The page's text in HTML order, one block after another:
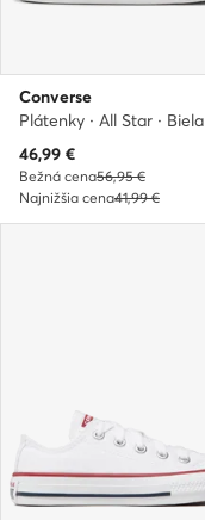
Converse
Plátenky · All Star · Biela
Aktuálna cena
46,99 €
Bežná cena56,95 €
Najnižšia cena41,99 €